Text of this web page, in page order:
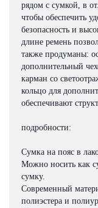
рядом с сумкой, в
чтобы обеспечить
безопасность и
длине ремень
также продуманы:
дополнительный
карман со
кольцо для
обеспечивают
подробности:
Сумка на пояс в
Можно носить как
сумку.
Современный
полиэстера и